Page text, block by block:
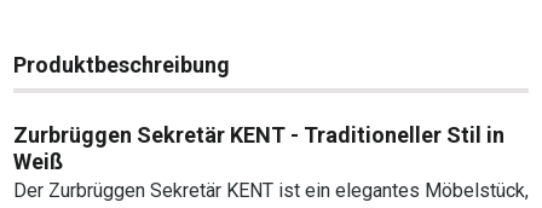
Produktbeschreibung
Zurbrüggen Sekretär KENT - Traditioneller Stil in
Weiß
Der Zurbrüggen Sekretär KENT ist ein elegantes Möbelstück,